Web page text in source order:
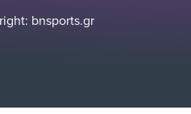
bnsports.gr